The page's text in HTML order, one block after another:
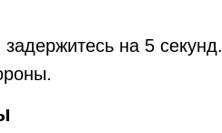
на 5 секунд.